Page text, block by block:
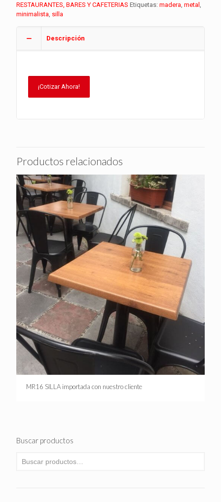
RESTAURANTES, BARES Y CAFETERIAS Etiquetas: madera metal
minimalista silla
Descripción
¡Cotizar Ahora!
Productos relacionados
MR16 SILLA importada con nuestro cliente
Buscar productos